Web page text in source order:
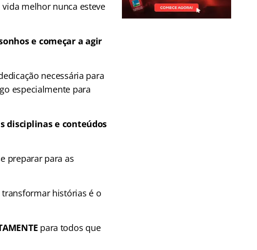
melhor nunca esteve
e começar a agir
necessária para
especialmente para
disciplinas e conteúdos
preparar para as
histórias é o
para todos que